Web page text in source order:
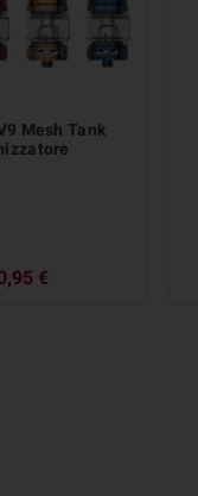
Mesh Tank
€